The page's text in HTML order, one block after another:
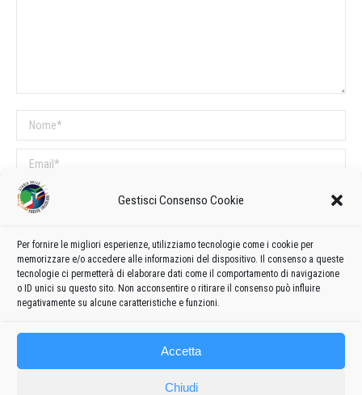
Gestisci Consenso Cookie
Per fornire le migliori esperienze, utilizziamo tecnologie come i cookie per
memorizzare e/o accedere alle informazioni del dispositivo. Il consenso a queste
tecnologie ci permetterà di elaborare dati come il comportamento di navigazione
o ID unici su questo sito. Non acconsentire o ritirare il consenso può influire
negativamente su alcune caratteristiche e funzioni.
Accetta
Chiudi
Nome *
Email *
Sito web
COMMENTI SUL POST
Questo sito utilizza Akismet per ridurre lo spam.Scopri come vengono
elaborati i dati derivati dai commenti.